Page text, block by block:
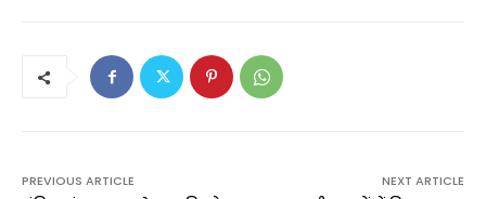
PREVIOUS ARTICLE NEXT ARTICLE